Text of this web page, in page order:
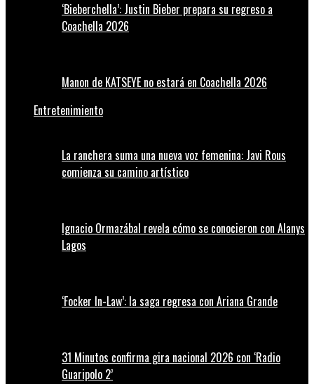
‘Bieberchella’: Justin Bieber prepara su regreso a
Coachella 2026
Manon de KATSEYE no estará en Coachella 2026
Entretenimiento
La ranchera suma una nueva voz femenina: Javi Rous
comienza su camino artístico
Ignacio Ormazábal revela cómo se conocieron con Alanys
Lagos
‘Focker In-Law’: la saga regresa con Ariana Grande
31 Minutos confirma gira nacional 2026 con ‘Radio
Guaripolo 2’